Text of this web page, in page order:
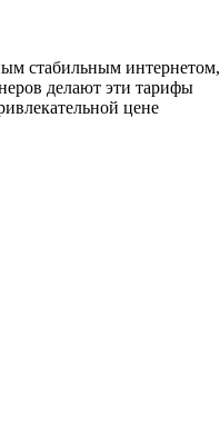
стабильным интернетом,
делают эти тарифы
цене